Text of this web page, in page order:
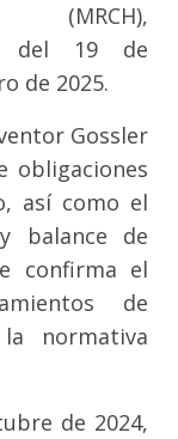
(MRCH),
del 19 de
de 2025.
Gossler
obligaciones
así como el
balance de
confirma el
de
normativa
de 2024,